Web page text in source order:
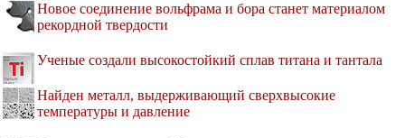
Новое соединение вольфрама и бора станет материалом
рекордной твердости
Ученые создали высокостойкий сплав титана и тантала
Найден металл, выдерживающий сверхвысокие
температуры и давление